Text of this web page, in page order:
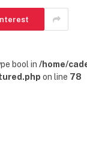
bool in /home/
on line 78